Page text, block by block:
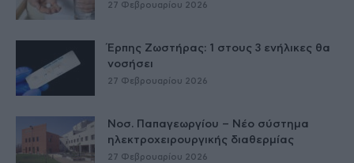
27 Φεβρουαρίου 2026
Έρπης Ζωστήρας: 1 στους 3 ενήλικες θα
νοσήσει
27 Φεβρουαρίου 2026
Νοσ. Παπαγεωργίου – Νέο σύστημα
ηλεκτροχειρουργικής διαθερμίας
27 Φεβρουαρίου 2026